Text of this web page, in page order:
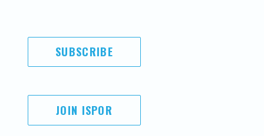
SUBSCRIBE
JOIN ISPOR